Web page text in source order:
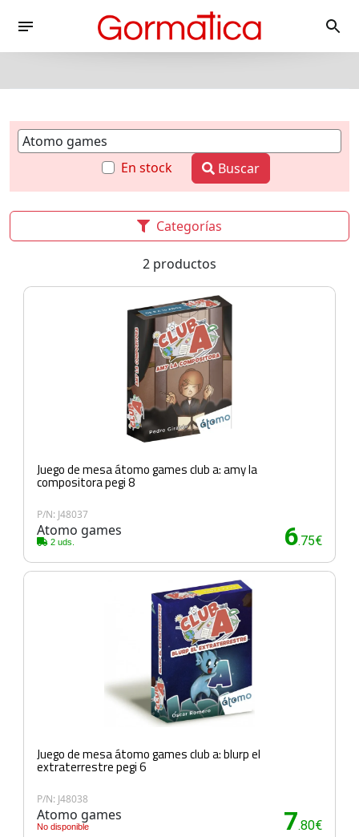
En stock Buscar
Categorías
2 productos
Juego de mesa átomo games club a: amy la
compositora pegi 8
P/N: J48037
Atomo games
2 uds. 6.75€
Juego de mesa átomo games club a: blurp el
extraterrestre pegi 6
P/N: J48038
Atomo games
No disponible 7.80€